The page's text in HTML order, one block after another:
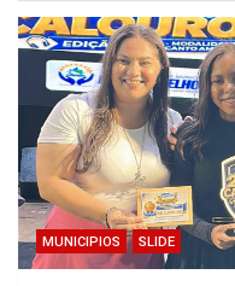
MUNICIPIOS SLIDE